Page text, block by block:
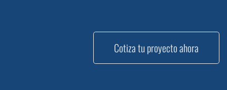
Cotiza tu proyecto ahora